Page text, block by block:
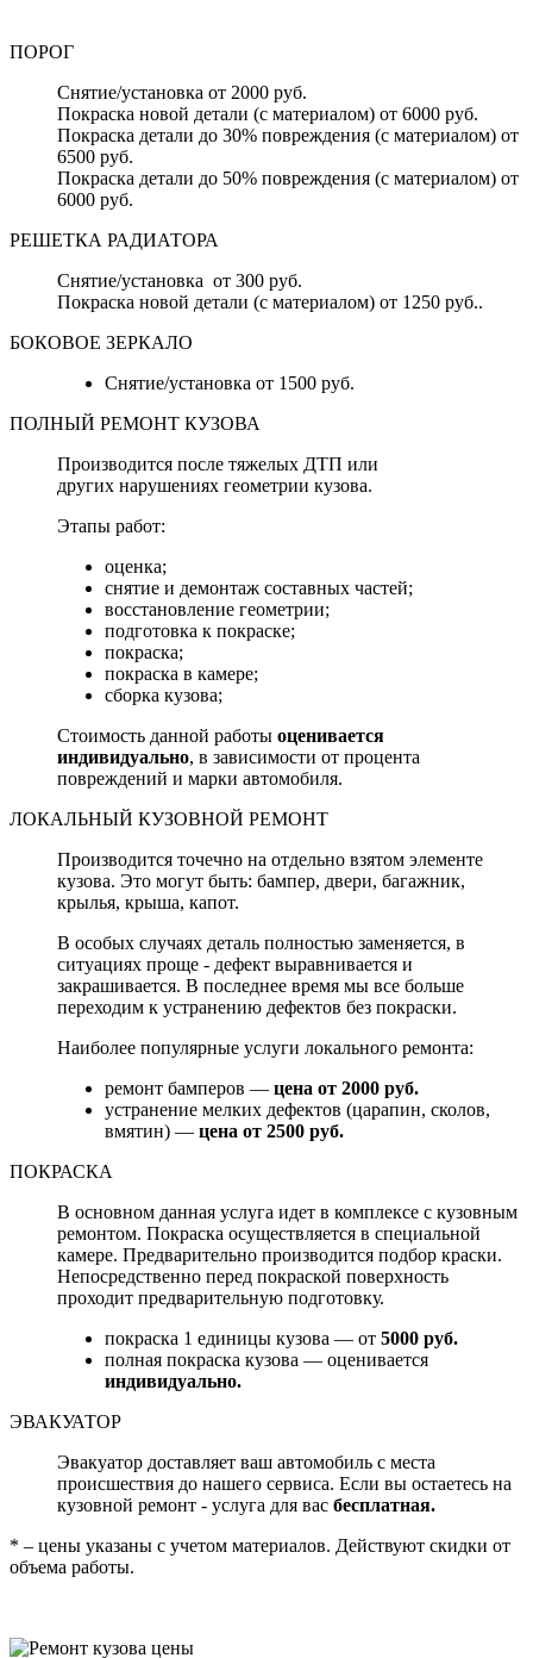
ПОРОГ
Снятие/установка от 2000 руб.
Покраска новой детали (с материалом) от 6000 руб.
Покраска детали до 30% повреждения (с материалом) от
6500 руб.
Покраска детали до 50% повреждения (с материалом) от
6000 руб.
РЕШЕТКА РАДИАТОРА
Снятие/установка от 300 руб.
Покраска новой детали (с материалом) от 1250 руб..
БОКОВОЕ ЗЕРКАЛО
Снятие/установка от 1500 руб.
ПОЛНЫЙ РЕМОНТ КУЗОВА
Производится после тяжелых ДТП или
других нарушениях геометрии кузова.
Этапы работ:
оценка;
снятие и демонтаж составных частей;
восстановление геометрии;
подготовка к покраске;
покраска;
покраска в камере;
сборка кузова;
Стоимость данной работы оценивается
индивидуально, в зависимости от процента
повреждений и марки автомобиля.
ЛОКАЛЬНЫЙ КУЗОВНОЙ РЕМОНТ
Производится точечно на отдельно взятом элементе
кузова. Это могут быть: бампер, двери, багажник,
крылья, крыша, капот.
В особых случаях деталь полностью заменяется, в
ситуациях проще - дефект выравнивается и
закрашивается. В последнее время мы все больше
переходим к устранению дефектов без покраски.
Наиболее популярные услуги локального ремонта:
ремонт бамперов — цена от 2000 руб.
устранение мелких дефектов (царапин, сколов,
вмятин) — цена от 2500 руб.
ПОКРАСКА
В основном данная услуга идет в комплексе с кузовным
ремонтом. Покраска осуществляется в специальной
камере. Предварительно производится подбор краски.
Непосредственно перед покраской поверхность
проходит предварительную подготовку.
покраска 1 единицы кузова — от 5000 руб.
полная покраска кузова — оценивается
индивидуально.
ЭВАКУАТОР
Эвакуатор доставляет ваш автомобиль с места
происшествия до нашего сервиса. Если вы остаетесь на
кузовной ремонт - услуга для вас бесплатная.
* – цены указаны с учетом материалов. Действуют скидки от
объема работы.